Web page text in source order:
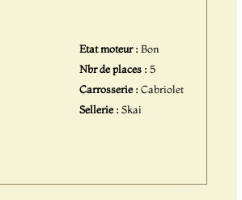
Etat moteur :Bon
Nbr de places : 5
Carrosserie :Cabriolet
Sellerie :Skai